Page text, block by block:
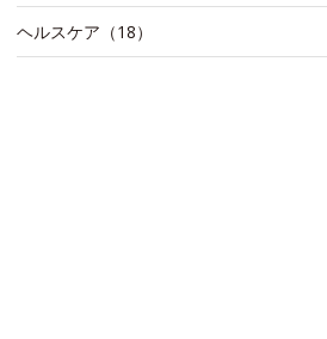
ヘルスケア（18）